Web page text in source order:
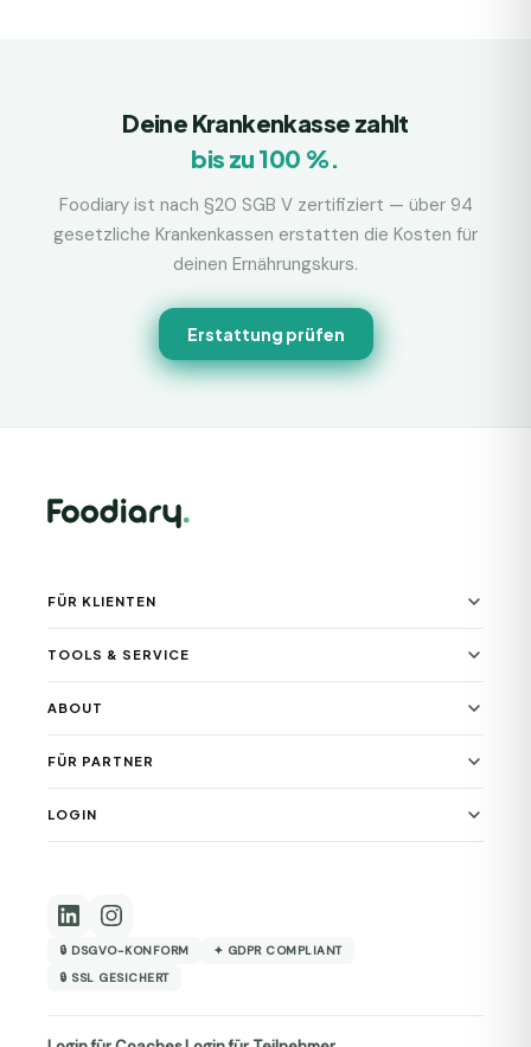
Deine Krankenkasse zahlt
bis zu 100 %.
Foodiary ist nach §20 SGB V zertifiziert — über 94
gesetzliche Krankenkassen erstatten die Kosten für
deinen Ernährungskurs.
Erstattung prüfen
FÜR KLIENTEN
TOOLS & SERVICE
ABOUT
FÜR PARTNER
LOGIN
🔒 DSGVO-KONFORM
✦ GDPR COMPLIANT
🔒 SSL GESICHERT